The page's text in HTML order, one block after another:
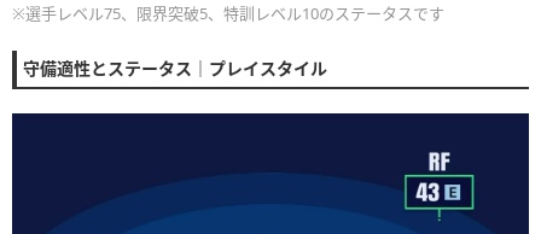
※選手レベル75、限界突破5、特訓レベル10のステータスです
守備適性とステータス｜プレイスタイル